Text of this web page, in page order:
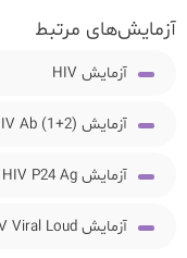
آزمایش‌های مرتبط
آزمایش HIV
آزمایش HIV Ab (1+2)
آزمایش HIV P24 Ag
آزمایش HIV Viral Loud